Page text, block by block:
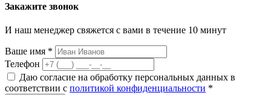
Закажите звонок
И наш менеджер свяжется с вами в течение 10 минут
Ваше имя *
Телефон
Даю согласие на обработку персональных данных в
соответствии с политикой конфиденциальности *